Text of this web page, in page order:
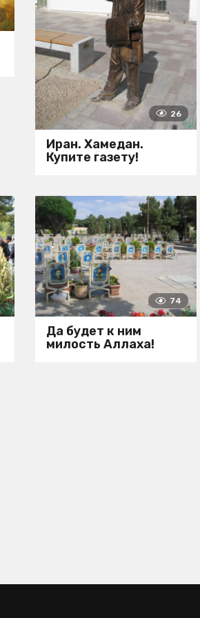
26
Иран. Хамедан.
Купите газету!
74
Да будет к ним
милость Аллаха!